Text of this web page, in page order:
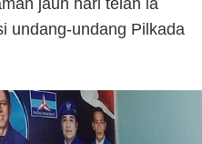
jauh hari telah ia
undang-undang Pilkada